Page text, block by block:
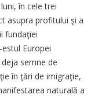
în cele trei
asupra profitului şi a
fundaţiei
Europei
semne de
în ţări de imigraţie,
naturală a